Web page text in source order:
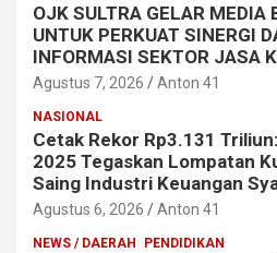
OJK SULTRA GELAR MEDIA
UNTUK PERKUAT SINERGI
INFORMASI SEKTOR JASA
Agustus 7, 2026 Anton 41
NASIONAL
Cetak Rekor Rp3.131
2025 Tegaskan Lompatan
Saing Industri Keuangan
Agustus 6, 2026 Anton 41
NEWS / DAERAH PENDIDIKAN